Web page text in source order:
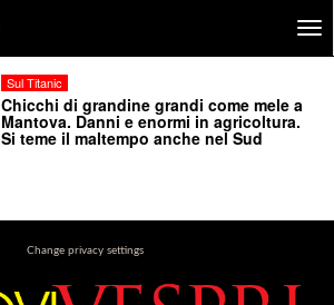
Sul Titanic
Chicchi di grandine grandi come mele a
Mantova. Danni e enormi in agricoltura.
Si teme il maltempo anche nel Sud
Change privacy settings